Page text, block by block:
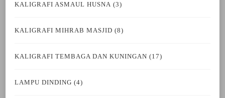
KALIGRAFI ASMAUL HUSNA (3)
KALIGRAFI MIHRAB MASJID (8)
KALIGRAFI TEMBAGA DAN KUNINGAN (17)
LAMPU DINDING (4)